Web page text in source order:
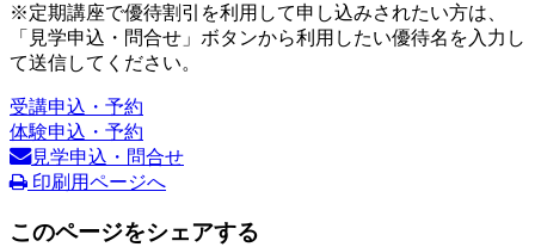
※定期講座で優待割引を利用して申し込みされたい方は、
「見学申込・問合せ」ボタンから利用したい優待名を入力し
て送信してください。
受講申込・予約
体験申込・予約
見学申込・問合せ
印刷用ページへ
このページをシェアする